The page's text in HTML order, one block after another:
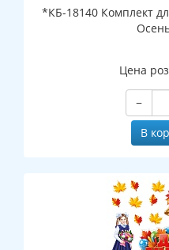
*КБ-18140 Комплект
Цена
−
В